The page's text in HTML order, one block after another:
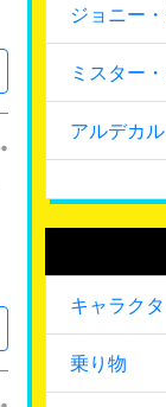
ジョニー
ミスター
アルデカ
キャラク
乗り物